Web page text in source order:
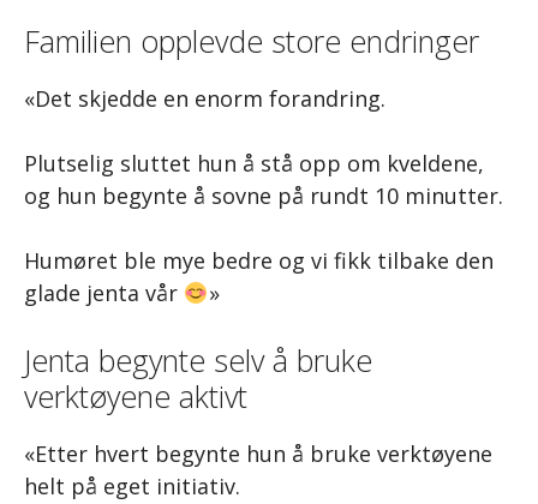
Familien opplevde store endringer
«Det skjedde en enorm forandring.
Plutselig sluttet hun å stå opp om kveldene,
og hun begynte å sovne på rundt 10 minutter.
Humøret ble mye bedre og vi fikk tilbake den
glade jenta vår
»
Jenta begynte selv å bruke
verktøyene aktivt
«Etter hvert begynte hun å bruke verktøyene
helt på eget initiativ.